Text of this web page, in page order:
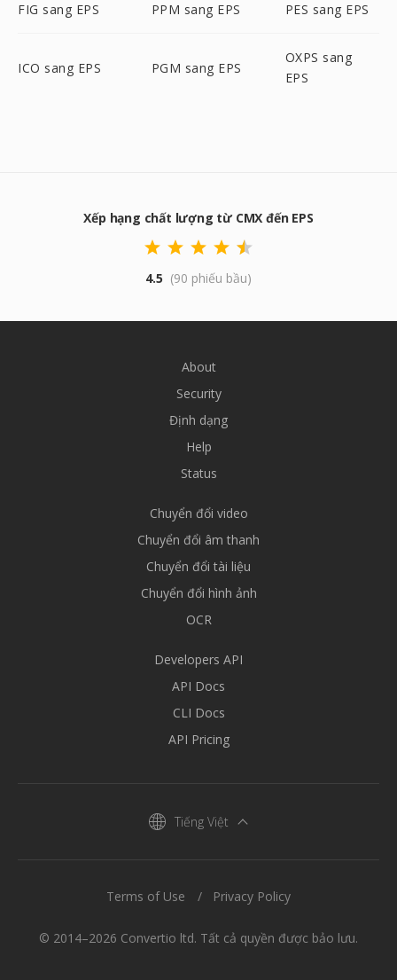
FIG sang EPS PPM sang EPS PES sang EPS
ICO sang EPS PGM sang EPS
OXPS sang
EPS
Xếp hạng chất lượng từ CMX đến EPS
4.5 (90 phiếu bầu)
About
Security
Định dạng
Help
Status
Chuyển đổi video
Chuyển đổi âm thanh
Chuyển đổi tài liệu
Chuyển đổi hình ảnh
OCR
Developers API
API Docs
CLI Docs
API Pricing
Tiếng Việt
© 2014–2026 Convertio ltd. Tất cả quyền được bảo lưu.
Terms of Use Privacy Policy